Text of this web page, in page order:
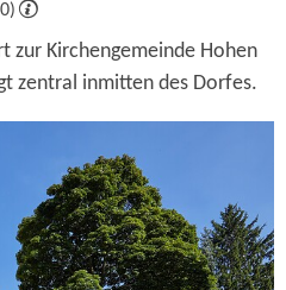
zur Kirchengemeinde Hohen
zentral inmitten des Dorfes.